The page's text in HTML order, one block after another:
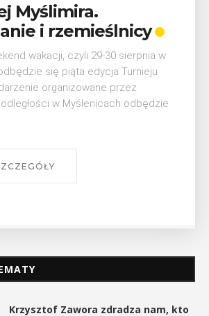
zdobyć
na myślenickich
o godz. 17 w Miejskiej
w Myślenicach odbędzie się
Murzyna, przewodnika i prezesa
PTTK Lubomir. ...
Krzysztof Zawora zdradza nam, kto